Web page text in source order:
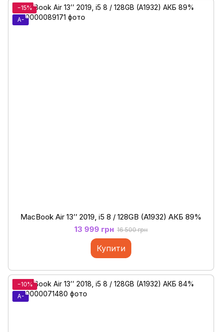
−15%
A-
MacBook Air 13’’ 2019, i5 8 / 128GB (A1932) АКБ 89%
13 999 грн 16 500 грн
Купити
−10%
A-